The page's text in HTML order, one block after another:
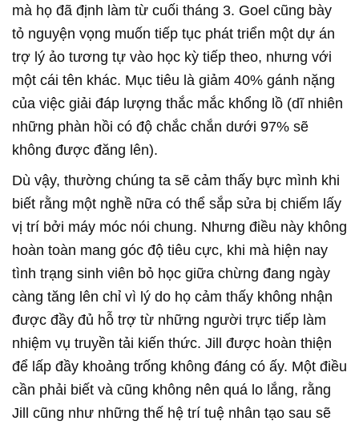
mà họ đã định làm từ cuối tháng 3. Goel cũng bày
tỏ nguyện vọng muốn tiếp tục phát triển một dự án
trợ lý ảo tương tự vào học kỳ tiếp theo, nhưng với
một cái tên khác. Mục tiêu là giảm 40% gánh nặng
của việc giải đáp lượng thắc mắc khổng lồ (dĩ nhiên
những phàn hồi có độ chắc chắn dưới 97% sẽ
không được đăng lên).
Dù vậy, thường chúng ta sẽ cảm thấy bực mình khi
biết rằng một nghề nữa có thể sắp sửa bị chiếm lấy
vị trí bởi máy móc nói chung. Nhưng điều này không
hoàn toàn mang góc độ tiêu cực, khi mà hiện nay
tình trạng sinh viên bỏ học giữa chừng đang ngày
càng tăng lên chỉ vì lý do họ cảm thấy không nhận
được đầy đủ hỗ trợ từ những người trực tiếp làm
nhiệm vụ truyền tải kiến thức. Jill được hoàn thiện
để lấp đầy khoảng trống không đáng có ấy. Một điều
cần phải biết và cũng không nên quá lo lắng, rằng
Jill cũng như những thế hệ trí tuệ nhân tạo sau sẽ